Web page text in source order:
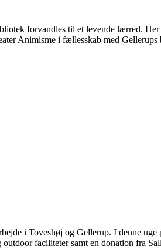
forvandles til et levende lærred.
Animisme i fællesskab med
i Toveshøj og Gellerup. I denne uge
faciliteter samt en donation fra